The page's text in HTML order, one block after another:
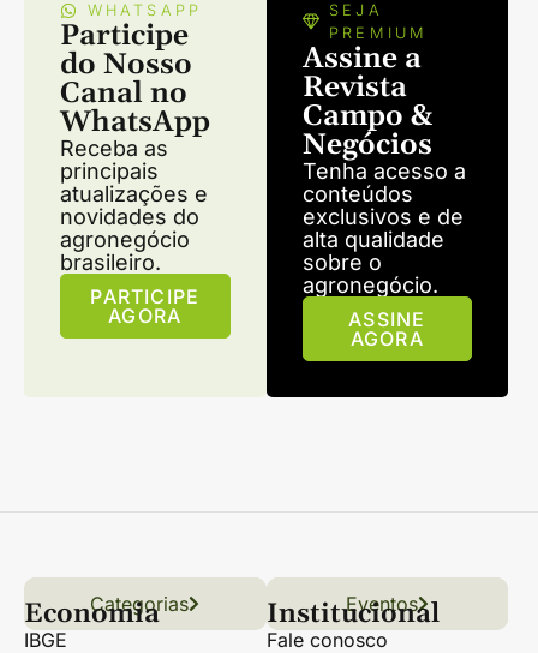
WHATSAPP
Participe
do Nosso
Canal no
WhatsApp
Receba as
principais
atualizações e
novidades do
agronegócio
brasileiro.
PARTICIPE
AGORA
SEJA
PREMIUM
Assine a
Revista
Campo &
Negócios
Tenha acesso a
conteúdos
exclusivos e de
alta qualidade
sobre o
agronegócio.
ASSINE
AGORA
Links úteis
Conteúdo Grãos
Florestas Hortifrúti
Categorias Eventos
Economia
IBGE
Institucional
Fale conosco